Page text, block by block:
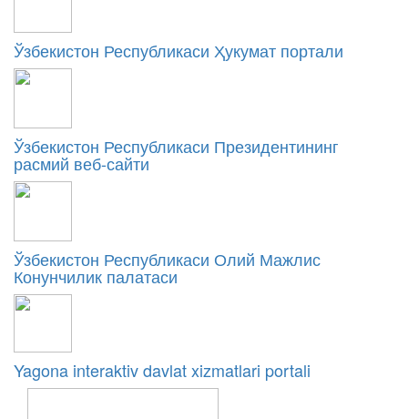
Ўзбекистон Республикаси Ҳукумат портали
Ўзбекистон Республикаси Президентининг
расмий веб-сайти
Ўзбекистон Республикаси Олий Мажлис
Конунчилик палатаси
Yagona interaktiv davlat xizmatlari portali